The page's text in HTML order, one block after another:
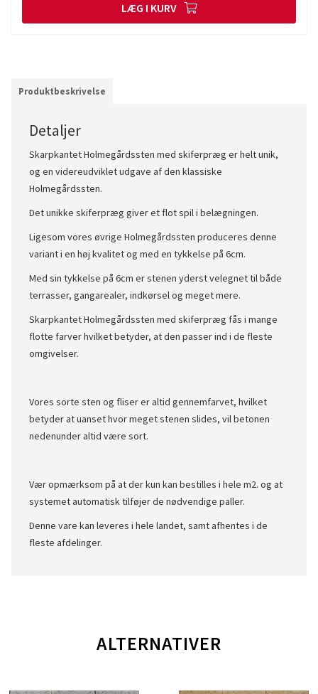
LÆG I KURV
Produktbeskrivelse
Detaljer
Skarpkantet Holmegårdssten med skiferpræg er helt unik,
og en videreudviklet udgave af den klassiske
Holmegårdssten.
Det unikke skiferpræg giver et flot spil i belægningen.
Ligesom vores øvrige Holmegårdssten produceres denne
variant i en høj kvalitet og med en tykkelse på 6cm.
Med sin tykkelse på 6cm er stenen yderst velegnet til både
terrasser, gangarealer, indkørsel og meget mere.
Skarpkantet Holmegårdssten med skiferpræg fås i mange
flotte farver hvilket betyder, at den passer ind i de fleste
omgivelser.
Vores sorte sten og fliser er altid gennemfarvet, hvilket
betyder at uanset hvor meget stenen slides, vil betonen
nedenunder altid være sort.
Vær opmærksom på at der kun kan bestilles i hele m2. og at
systemet automatisk tilføjer de nødvendige paller.
Denne vare kan leveres i hele landet, samt afhentes i de
fleste afdelinger.
ALTERNATIVER